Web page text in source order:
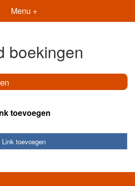
Menu +
boekingen
toevoegen
Link toevoegen